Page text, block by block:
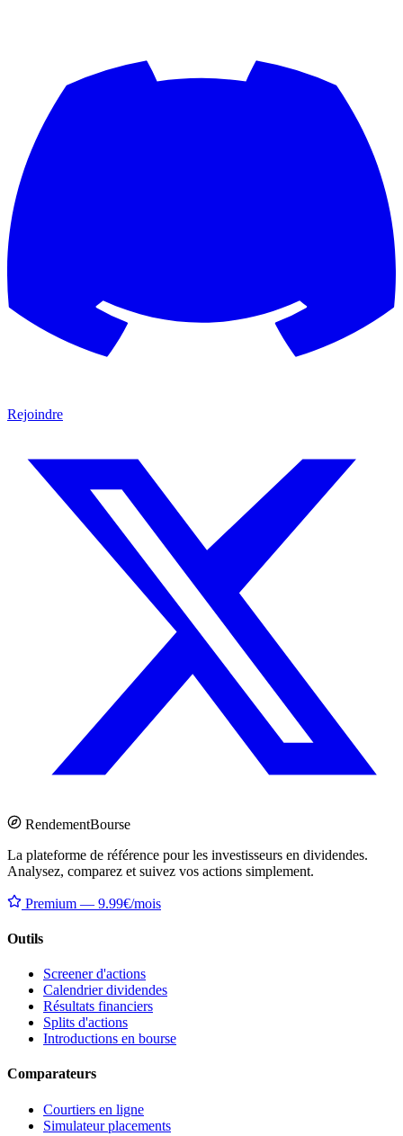
Rejoindre
RendementBourse
La plateforme de référence pour les investisseurs en dividendes.
Analysez, comparez et suivez vos actions simplement.
Premium — 9.99€/mois
Outils
Screener d'actions
Calendrier dividendes
Résultats financiers
Splits d'actions
Introductions en bourse
Comparateurs
Courtiers en ligne
Simulateur placements